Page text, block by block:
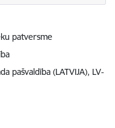
patversme
pašvaldība (LATVIJA), LV-